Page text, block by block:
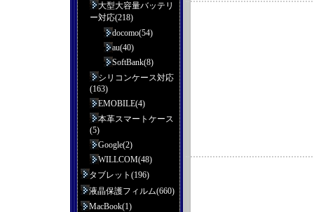
大型大容量バッテリ
ー対応(218)
docomo(54)
au(40)
SoftBank(8)
シリコンケース対応
(163)
EMOBILE(4)
本革スマートケース
(5)
Google(2)
WILLCOM(48)
タブレット(196)
液晶保護フィルム(660)
MacBook(1)